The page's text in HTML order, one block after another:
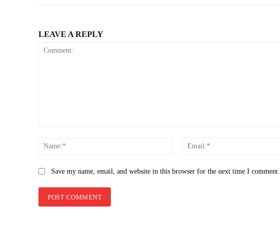
LEAVE A REPLY
Name:*
Save my name, email, and website in this browser for the next time I comment.